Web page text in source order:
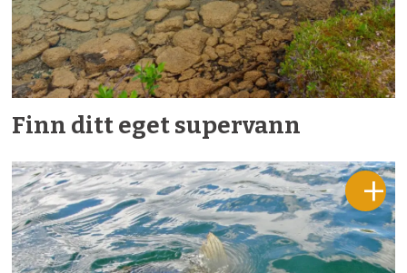
Finn ditt eget supervann